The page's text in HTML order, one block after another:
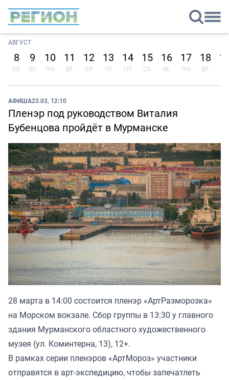
АВГУСТ
8
СБ
9
ВС
10
ПН
11
ВТ
12
СР
13
ЧТ
14
ПТ
15
СБ
16
ВС
17
ПН
18
ВТ
АФИША23.03, 12:10
Пленэр под руководством Виталия
Бубенцова пройдёт в Мурманске
28 марта в 14:00 состоится пленэр «АртРазморозка»
на Морском вокзале. Сбор группы в 13:30 у главного
здания Мурманского областного художественного
музея (ул. Коминтерна, 13), 12+.
В рамках серии пленэров «АртМороз» участники
отправятся в арт-экспедицию, чтобы запечатлеть